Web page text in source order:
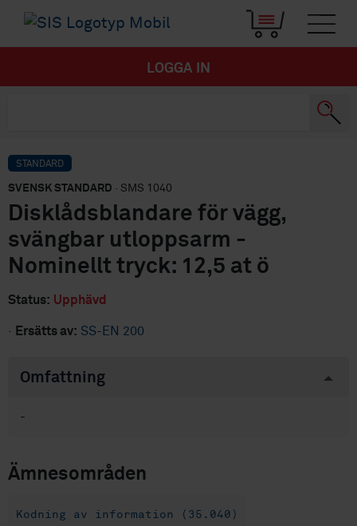
LOGGA IN
STANDARD
SVENSK STANDARD · SMS 1040
Disklådsblandare för vägg,
svängbar utloppsarm -
Nominellt tryck: 12,5 at ö
Status: Upphävd
· Ersätts av: SS-EN 200
Omfattning
-
Ämnesområden
Kodning av information (35.040)